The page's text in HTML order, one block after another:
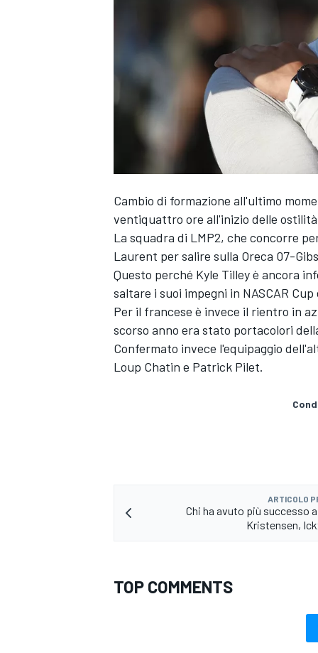
MONOPOSTO
Cambio di formazione all'ultimo
ventiquattro ore all'inizio delle ostilità
La squadra di LMP2, che concorre
Laurent per salire sulla Oreca 07-
Questo perché Kyle Tilley è ancora
saltare i suoi impegni in NASCAR
Per il francese è invece il rientro in
scorso anno era stato portacolori
Confermato invece l'equipaggio
Loup Chatin e Patrick Pilet.
ARTICOLO
Chi ha avuto più successo
Kristensen,
TOP COMMENTS